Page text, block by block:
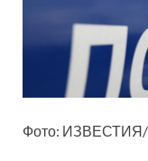
Фото: ИЗВЕСТИЯ/